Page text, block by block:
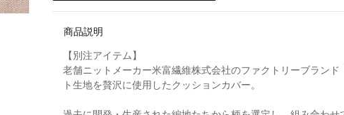
商品説明
【別注アイテム】
老舗ニットメーカー米富繊維株式会社のファクトリーブラン
ト生地を贅沢に使用したクッションカバー。